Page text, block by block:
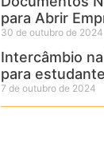
para Abrir
30 de outubro de 2024
Intercâmbio
para
7 de outubro de 2024